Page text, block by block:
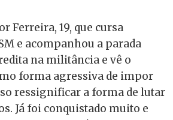
Ferreira, 19, que cursa
e acompanhou a parada
na militância e vê o
forma agressiva de impor
ressignificar a forma de lutar
Já foi conquistado muito e